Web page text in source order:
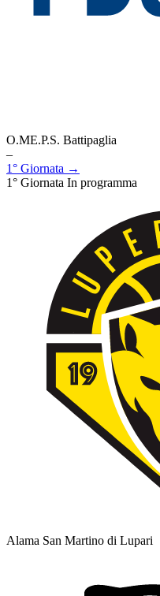
O.ME.P.S. Battipaglia
–
1° Giornata →
1° Giornata In programma
Alama San Martino di Lupari